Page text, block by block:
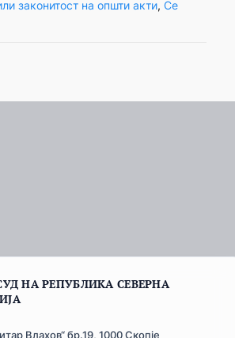
законитост на општи акти, Се
НА РЕПУБЛИКА СЕВЕРНА
Влахов“ бр.19, 1000 Скопје